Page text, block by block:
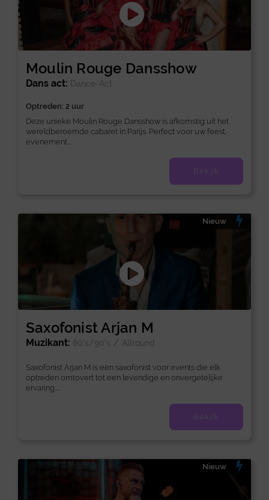
Moulin Rouge Dansshow
Dans act: Dance-Act
Optreden: 2 uur
Deze unieke Moulin Rouge Dansshow is afkomstig uit het
wereldberoemde cabaret in Parijs. Perfect voor uw feest,
evenement...
Bekijk
Saxofonist Arjan M
Nieuw
Muzikant: 80's/90's / Allround
Saxofonist Arjan M is een saxofonist voor events die elk
optreden omtovert tot een levendige en onvergetelijke
ervaring....
Bekijk
Nieuw